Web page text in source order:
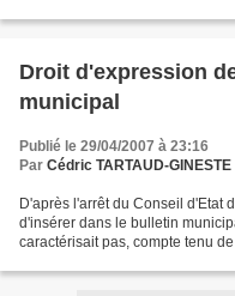
Droit d'expression
municipal
Publié le 29/04/2007 à 23:16
Par Cédric TARTAUD-GINESTE
D'après l'arrêt du Conseil d'Etat
d'insérer dans le bulletin
caractérisait pas, compte tenu